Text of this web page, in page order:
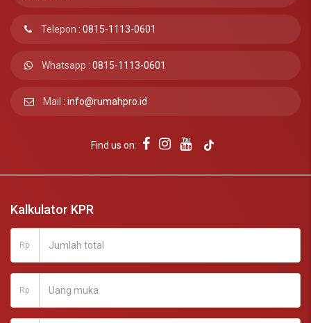
Telepon : 0815-1113-0601
Whatsapp : 0815-1113-0601
Mail : info@rumahpro.id
Find us on:
Kalkulator KPR
Rp
Rp